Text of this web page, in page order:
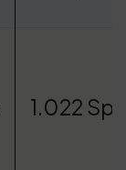
1.022